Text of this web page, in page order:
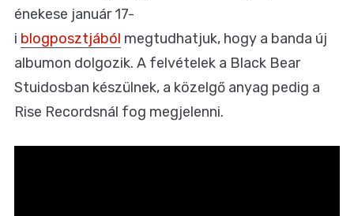
énekese január 17-
i blogposztjából megtudhatjuk, hogy a banda új
albumon dolgozik. A felvételek a Black Bear
Stuidosban készülnek, a közelgő anyag pedig a
Rise Recordsnál fog megjelenni.